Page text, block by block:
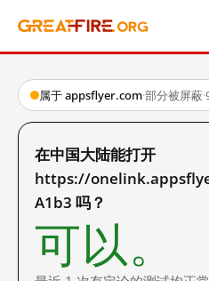
属于 appsflyer.com·部分被屏蔽·
在中国大陆能打开
https://
A1b3 吗？
可以。